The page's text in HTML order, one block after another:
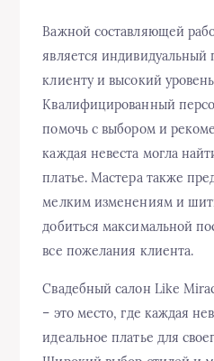
Важной составляющей
является индивидуальный
клиенту и высокий
Квалифицированный
помочь с выбором и
каждая невеста могла
платье. Мастера также
мелким изменениям и
добиться максимальной
все пожелания клиента.
Свадебный салон Like
– это место, где каждая
идеальное платье для